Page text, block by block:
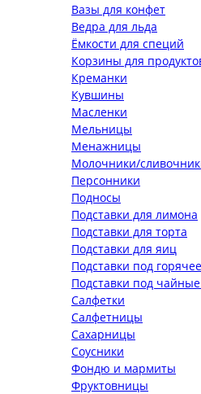
Вазы для конфет
Ведра для льда
Ёмкости для специй
Корзины для
Креманки
Кувшины
Масленки
Мельницы
Менажницы
Молочники/
Персонники
Подносы
Подставки для лимона
Подставки для торта
Подставки для яиц
Подставки под горячее
Подставки под
Салфетки
Салфетницы
Сахарницы
Соусники
Фондю и мармиты
Фруктовницы